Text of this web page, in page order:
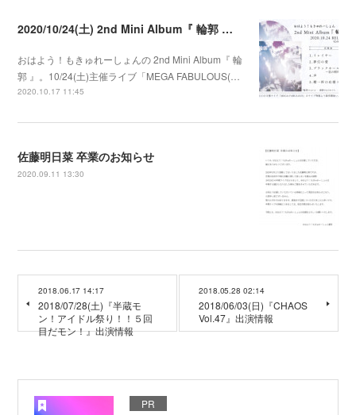
2020/10/24(土) 2nd Mini Album『 輪郭 』発売決定
おはよう！もきゅれーしょんの 2nd Mini Album『 輪
郭 』。10/24(土)主催ライブ「MEGA FABULOUS(…
2020.10.17 11:45
佐藤明日菜 卒業のお知らせ
2020.09.11 13:30
2018.06.17 14:17
2018/07/28(土)『半蔵モ
ン！アイドル祭り！！５回
目だモン！』出演情報
2018.05.28 02:14
2018/06/03(日)『CHAOS
Vol.47』出演情報
PR